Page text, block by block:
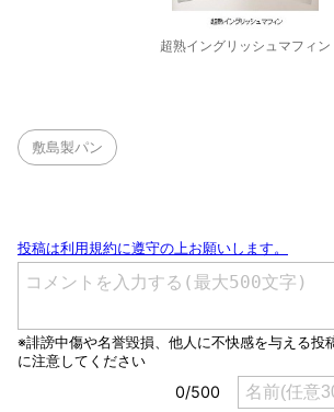
超熟イングリッシュマフィン
敷島製パン